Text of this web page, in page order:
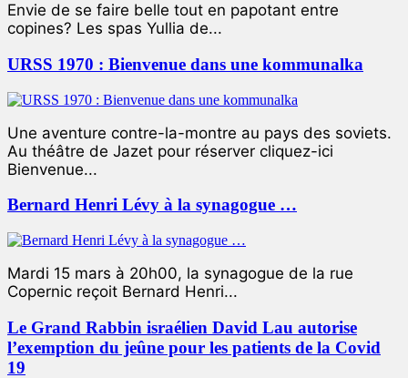
Envie de se faire belle tout en papotant entre
copines? Les spas Yullia de...
URSS 1970 : Bienvenue dans une kommunalka
Une aventure contre-la-montre au pays des soviets.
Au théâtre de Jazet pour réserver cliquez-ici
Bienvenue...
Bernard Henri Lévy à la synagogue …
Mardi 15 mars à 20h00, la synagogue de la rue
Copernic reçoit Bernard Henri...
Le Grand Rabbin israélien David Lau autorise
l’exemption du jeûne pour les patients de la Covid
19